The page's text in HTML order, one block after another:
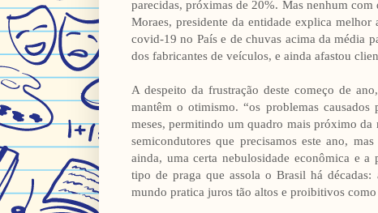
parecidas, próximas de 20%. Mas nenhum
Moraes, presidente da entidade explica
covid-19 no País e de chuvas acima da média
dos fabricantes de veículos, e ainda afastou
A despeito da frustração deste começo de
mantêm o otimismo. “os problemas
meses, permitindo um quadro mais próximo da
semicondutores que precisamos este ano,
ainda, uma certa nebulosidade econômica e a
tipo de praga que assola o Brasil há
mundo pratica juros tão altos e proibitivos